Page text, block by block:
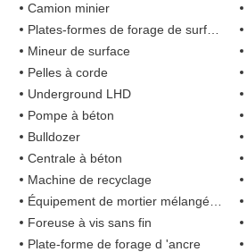
Camion minier
Plates-formes de forage de surface
Mineur de surface
Pelles à corde
Underground LHD
Pompe à béton
Bulldozer
Centrale à béton
Machine de recyclage
Équipement de mortier mélangé à sec
Foreuse à vis sans fin
Plate-forme de forage d 'ancre